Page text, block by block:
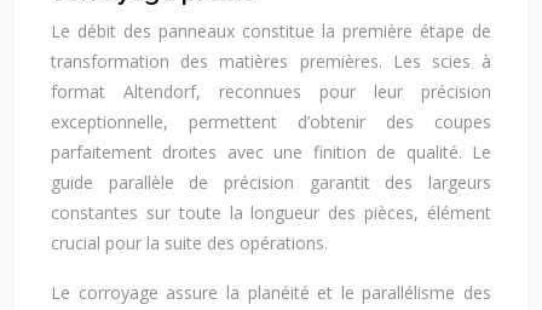
Le débit des panneaux constitue la première étape de
transformation des matières premières. Les scies à
format Altendorf, reconnues pour leur précision
exceptionnelle, permettent d’obtenir des coupes
parfaitement droites avec une finition de qualité. Le
guide parallèle de précision garantit des largeurs
constantes sur toute la longueur des pièces, élément
crucial pour la suite des opérations.
Le corroyage assure la planéité et le parallélisme des